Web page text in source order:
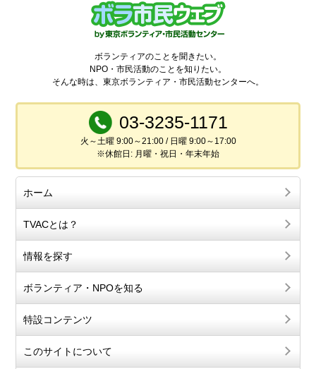
ボランティアのことを聞きたい。
NPO・市民活動のことを知りたい。
そんな時は、東京ボランティア・市民活動センターへ。
03-3235-1171
火～土曜 9:00～21:00 / 日曜 9:00～17:00
※休館日: 月曜・祝日・年末年始
ホーム
TVACとは？
情報を探す
ボランティア・NPOを知る
特設コンテンツ
このサイトについて